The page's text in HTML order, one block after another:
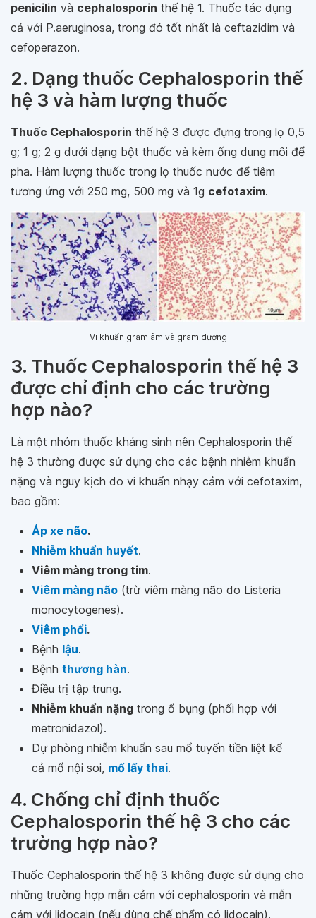
penicilin và cephalosporin thế hệ 1. Thuốc tác dụng
cả với P.aeruginosa, trong đó tốt nhất là ceftazidim và
cefoperazon.
2. Dạng thuốc Cephalosporin thế
hệ 3 và hàm lượng thuốc
Thuốc Cephalosporin thế hệ 3 được đựng trong lọ 0,5
g; 1 g; 2 g dưới dạng bột thuốc và kèm ống dung môi để
pha. Hàm lượng thuốc trong lọ thuốc nước để tiêm
tương ứng với 250 mg, 500 mg và 1g cefotaxim.
Vi khuẩn gram âm và gram dương
3. Thuốc Cephalosporin thế hệ 3
được chỉ định cho các trường
hợp nào?
Là một nhóm thuốc kháng sinh nên Cephalosporin thế
hệ 3 thường được sử dụng cho các bệnh nhiễm khuẩn
nặng và nguy kịch do vi khuẩn nhạy cảm với cefotaxim,
bao gồm:
Áp xe não.
Nhiễm khuẩn huyết.
Viêm màng trong tim.
Viêm màng não (trừ viêm màng não do Listeria
monocytogenes).
Viêm phổi.
Bệnh lậu.
Bệnh thương hàn.
Điều trị tập trung.
Nhiễm khuẩn nặng trong ổ bụng (phối hợp với
metronidazol).
Dự phòng nhiễm khuẩn sau mổ tuyến tiền liệt kể
cả mổ nội soi, mổ lấy thai.
4. Chống chỉ định thuốc
Cephalosporin thế hệ 3 cho các
trường hợp nào?
Thuốc Cephalosporin thế hệ 3 không được sử dụng cho
những trường hợp mẫn cảm với cephalosporin và mẫn
cảm với lidocain (nếu dùng chế phẩm có lidocain).